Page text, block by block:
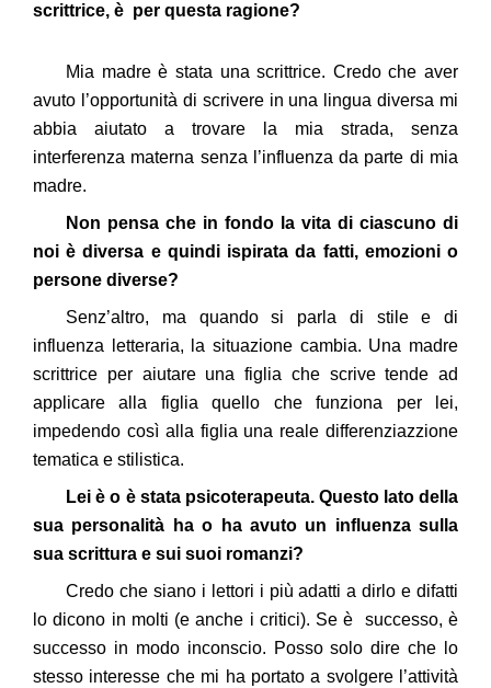
scrittrice, è per questa ragione?
Mia madre è stata una scrittrice. Credo che aver
avuto l’opportunità di scrivere in una lingua diversa mi
abbia aiutato a trovare la mia strada, senza
interferenza materna senza l’influenza da parte di mia
madre.
Non pensa che in fondo la vita di ciascuno di
noi è diversa e quindi ispirata da fatti, emozioni o
persone diverse?
Senz’altro, ma quando si parla di stile e di
influenza letteraria, la situazione cambia. Una madre
scrittrice per aiutare una figlia che scrive tende ad
applicare alla figlia quello che funziona per lei,
impedendo così alla figlia una reale differenziazzione
tematica e stilistica.
Lei è o è stata psicoterapeuta. Questo lato della
sua personalità ha o ha avuto un influenza sulla
sua scrittura e sui suoi romanzi?
Credo che siano i lettori i più adatti a dirlo e difatti
lo dicono in molti (e anche i critici). Se è successo, è
successo in modo inconscio. Posso solo dire che lo
stesso interesse che mi ha portato a svolgere l’attività